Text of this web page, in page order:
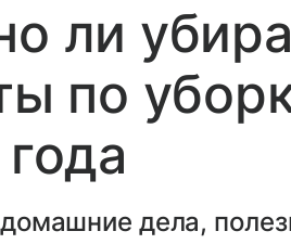
ли
по
дела,